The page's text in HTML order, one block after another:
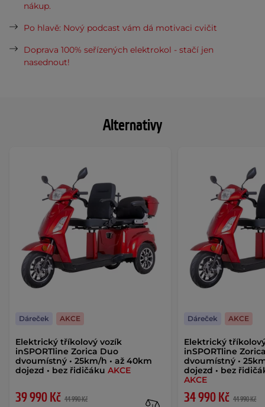
Alternativy
Elektrický tříkolový vozík
inSPORTline Zorica Duo
dvoumístný • 25km/h • až 40km
dojezd • bez řidičáku AKCE
39 990 Kč 44 990 Kč
Dáreček AKCE
Elektrický
inSPORTline
dvoumístný •
dojezd • bez
AKCE
34 990 Kč 44 990 Kč
Dáreček AKCE
nákup.
Po hlavě: Nový podcast vám dá motivaci cvičit
Doprava 100% seřízených elektrokol - stačí jen
nasednout!